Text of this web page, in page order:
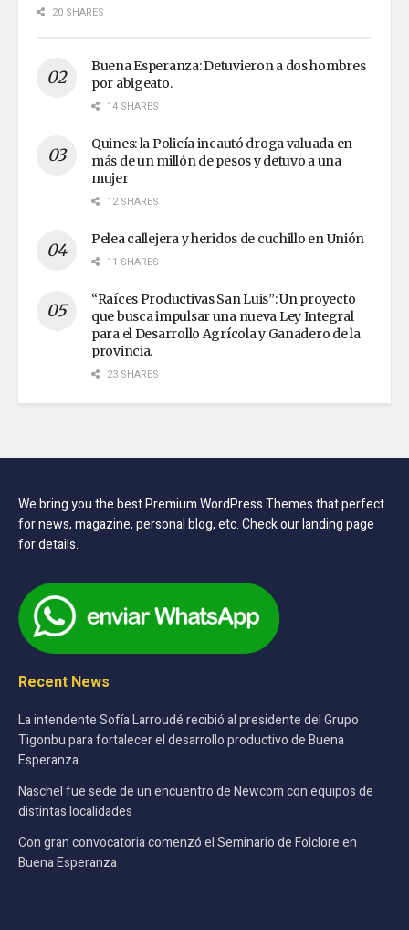
20 SHARES
Buena Esperanza: Detuvieron a dos hombres
por abigeato.
14 SHARES
Quines: la Policía incautó droga valuada en
más de un millón de pesos y detuvo a una
mujer
12 SHARES
Pelea callejera y heridos de cuchillo en Unión
11 SHARES
“Raíces Productivas San Luis”: Un proyecto
que busca impulsar una nueva Ley Integral
para el Desarrollo Agrícola y Ganadero de la
provincia.
23 SHARES
We bring you the best Premium WordPress Themes that perfect
for news, magazine, personal blog, etc. Check our landing page
for details.
Recent News
La intendente Sofía Larroudé recibió al presidente del Grupo
Tigonbu para fortalecer el desarrollo productivo de Buena
Esperanza
Naschel fue sede de un encuentro de Newcom con equipos de
distintas localidades
Con gran convocatoria comenzó el Seminario de Folclore en
Buena Esperanza